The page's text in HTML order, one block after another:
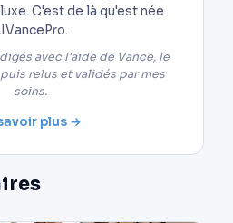
C'est de là qu'est née
avec l'aide de Vance, le
relus et validés par mes
soins.
plus →